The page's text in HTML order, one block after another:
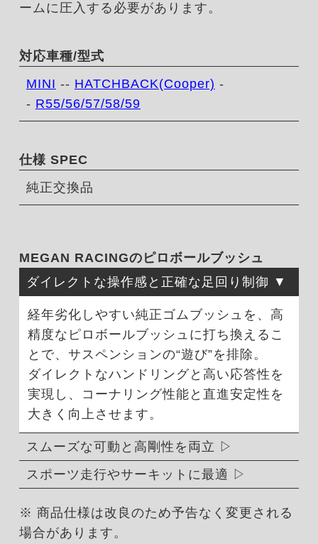
ームに圧入する必要があります。
対応車種/型式
MINI -- HATCHBACK(Cooper) -
- R55/56/57/58/59
仕様 SPEC
純正交換品
MEGAN RACINGのピロボールブッシュ
ダイレクトな操作感と正確な足回り制御
経年劣化しやすい純正ゴムブッシュを、高
精度なピロボールブッシュに打ち換えるこ
とで、サスペンションの“遊び”を排除。
ダイレクトなハンドリングと高い応答性を
実現し、コーナリング性能と直進安定性を
大きく向上させます。
スムーズな可動と高剛性を両立
スポーツ走行やサーキットに最適
※ 商品仕様は改良のため予告なく変更される
場合があります。